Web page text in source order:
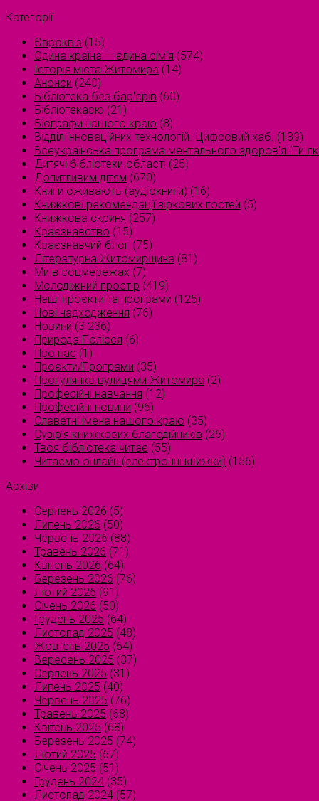
Категорії
Євроквіз (15)
Єдина країна — єдина сім’я (574)
Історія міста Житомира (14)
Анонси (240)
Бібліотека без бар'єрів (60)
Бібліотекарю (21)
Біографи нашого краю (8)
Відділ інноваційних технологій. Цифровий хаб. (139)
Всеукраїнська програма ментального здоров'я "Ти
Дитячі бібліотеки області (25)
Допитливим дітям (670)
Книги оживають (аудіокниги) (16)
Книжкові рекомендації зіркових гостей (5)
Книжкова скриня (257)
Краєзнавство (15)
Краєзнавчий блог (75)
Літературна Житомирщина (81)
Ми в соцмережах (7)
Молодіжний простір (419)
Наші проєкти та програми (125)
Нові надходження (76)
Новини (3 236)
Природа Полісся (6)
Про нас (1)
Проєкти/Програми (35)
Прогулянка вулицями Житомира (2)
Професійні навчання (12)
Професійні новини (96)
Славетні імена нашого краю (35)
Сузірʼя книжкових благодійників (26)
Твоя бібліотека читає (55)
Читаємо онлайн (електронні книжки) (156)
Архіви
Серпень 2026 (5)
Липень 2026 (50)
Червень 2026 (88)
Травень 2026 (71)
Квітень 2026 (64)
Березень 2026 (76)
Лютий 2026 (91)
Січень 2026 (50)
Грудень 2025 (64)
Листопад 2025 (48)
Жовтень 2025 (64)
Вересень 2025 (37)
Серпень 2025 (31)
Липень 2025 (40)
Червень 2025 (76)
Травень 2025 (68)
Квітень 2025 (68)
Березень 2025 (74)
Лютий 2025 (67)
Січень 2025 (51)
Грудень 2024 (35)
Листопад 2024 (57)